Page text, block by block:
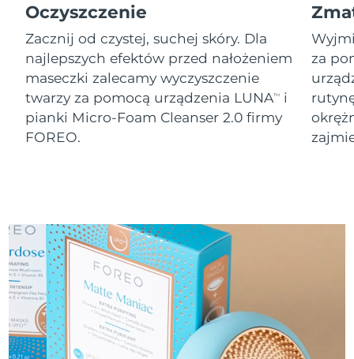
Oczyszczenie
Zacznij od czystej, suchej skóry. Dla
najlepszych efektów przed nałożeniem
maseczki zalecamy wyczyszczenie
twarzy za pomocą urządzenia LUNATM
i
pianki Micro-Foam Cleanser 2.0 firmy
FOREO.
za
Słowenia
Oczekiwany czas dostawy
8/10/26
Republika
Południowej Afryki
Oczekiwany czas dostawy
8/18/26
Korea Południowa
Oczekiwany czas dostawy
8/12/26
Szwecja
Oczekiwany czas dostawy
Szwajcaria
Oczekiwany czas dostawy
Tajwan
Oczekiwany czas dostawy
8/15/26